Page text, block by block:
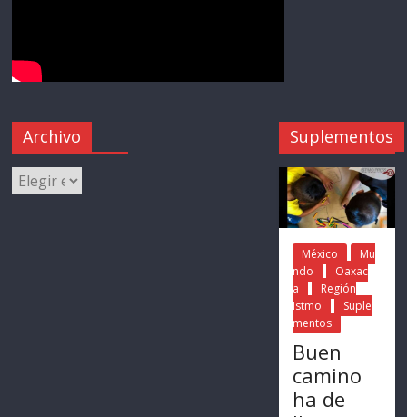
Archivo Suplementos
México
Mu
ndo
Oaxac
a
Región
Istmo
Suple
mentos
Buen
camino
ha de